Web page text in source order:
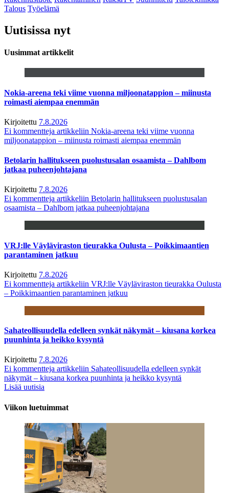
Talous Työelämä
Uutisissa nyt
Uusimmat artikkelit
Nokia-areena teki viime vuonna miljoonatappion – miinusta
roimasti aiempaa enemmän
Kirjoitettu 7.8.2026
Ei kommentteja artikkeliin Nokia-areena teki viime vuonna
miljoonatappion – miinusta roimasti aiempaa enemmän
Betolarin hallitukseen puolustusalan osaamista – Dahlbom
jatkaa puheenjohtajana
Kirjoitettu 7.8.2026
Ei kommentteja artikkeliin Betolarin hallitukseen puolustusalan
osaamista – Dahlbom jatkaa puheenjohtajana
VRJ:lle Väyläviraston tieurakka Oulusta – Poikkimaantien
parantaminen jatkuu
Kirjoitettu 7.8.2026
Ei kommentteja artikkeliin VRJ:lle Väyläviraston tieurakka Oulusta
– Poikkimaantien parantaminen jatkuu
Sahateollisuudella edelleen synkät näkymät – kiusana korkea
puunhinta ja heikko kysyntä
Kirjoitettu 7.8.2026
Ei kommentteja artikkeliin Sahateollisuudella edelleen synkät
näkymät – kiusana korkea puunhinta ja heikko kysyntä
Lisää uutisia
Viikon luetuimmat